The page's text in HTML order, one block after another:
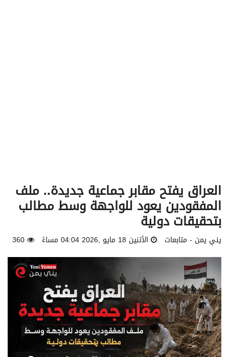
العراق يفتح مقابر جماعية جديدة.. ملف
المفقودين يعود للواجهة وسط مطالب
بتحقيقات دولية
يني يمن - متابعات الأثنين 18 مايو ,2026 04:04 مساءً 360